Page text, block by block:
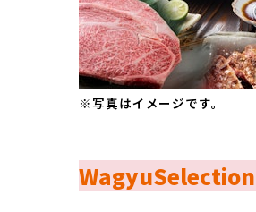
※写真はイメージです。